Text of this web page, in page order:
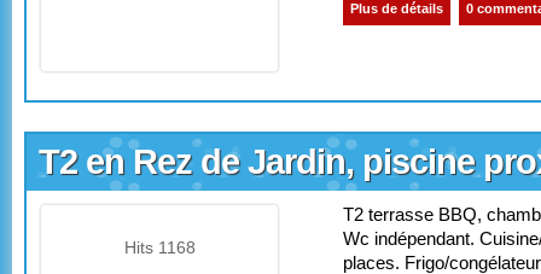
Plus de détails 0
T2 en Rez de Jardin, piscine
Hits 1168
T2 terrasse BBQ,
Wc indépendant.
places. Frigo/